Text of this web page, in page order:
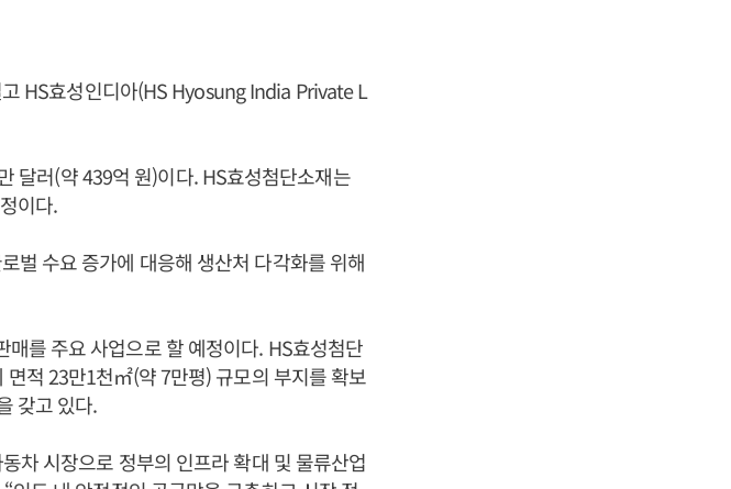
HS효성인디아(HS Hyosung India Private L
달러(약 439억 원)이다. HS효성첨단소재는
이다.
벌 수요 증가에 대응해 생산처 다각화를 위해
를 주요 사업으로 할 예정이다. HS효성첨단
적 23만1천㎡(약 7만평) 규모의 부지를 확보
갖고 있다.
차 시장으로 정부의 인프라 확대 및 물류산업